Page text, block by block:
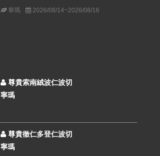
寧瑪 2026/08/14~2026/08/16
尊貴索南絨波仁波切
寧瑪
尊貴徹仁多登仁波切
寧瑪